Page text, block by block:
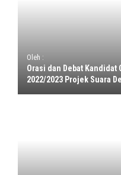
Oleh :
Orasi dan Debat Kandidat
2022/2023 Projek Suara